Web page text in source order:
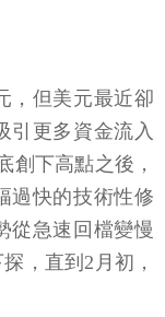
，但美元最近卻
引更多資金流入
創下高點之後，
過快的技術性修
從急速回檔變慢
，直到2月初，